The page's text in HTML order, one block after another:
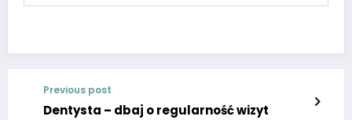
Previous post
Dentysta – dbaj o regularność wizyt